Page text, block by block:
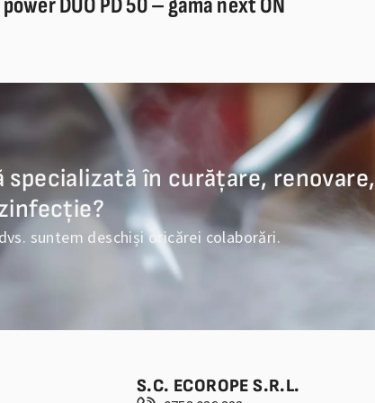
DUO PD 50 – gama next ON
specializată în curățare, renovare,
suntem deschiși oricărei colaborări.
S.C. ECOROPE S.R.L.